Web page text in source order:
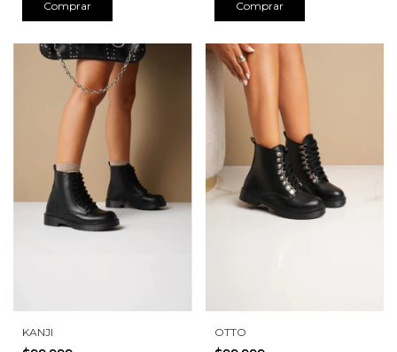
Comprar Comprar
KANJI OTTO